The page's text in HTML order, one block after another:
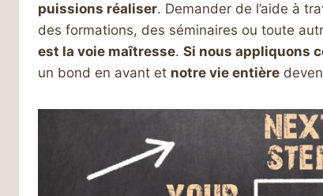
puissions réaliser. Demander de l’aide à
des formations, des séminaires ou toute
est la voie maîtresse.Si nous appliquons
un bond en avant et notre vie entière